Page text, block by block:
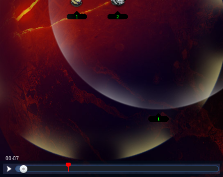
00:08